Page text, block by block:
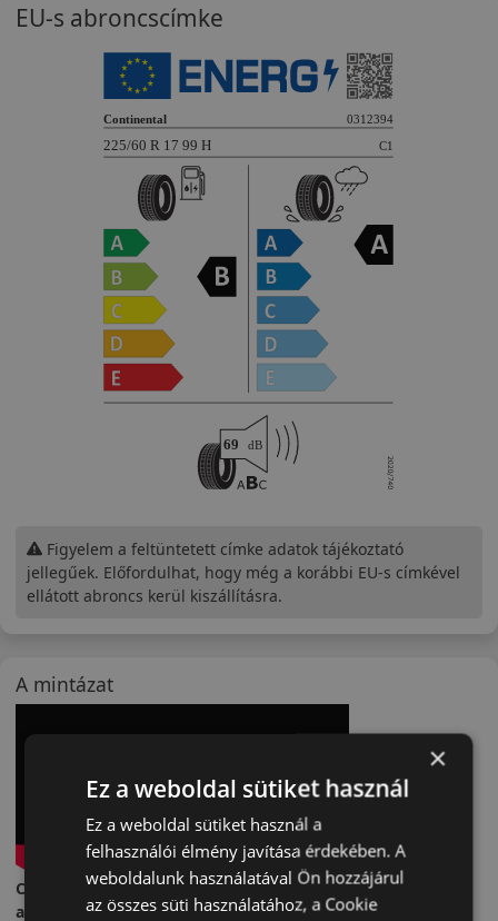
A mintázat
Continental UltraContact – Tartós és megbízható nyári
abroncs
EU-s abroncscímke
Figyelem a feltüntetett címke adatok tájékoztató
jellegűek. Előfordulhat, hogy még a korábbi EU-s címkével
ellátott abroncs kerül kiszállításra.
×
Ez a weboldal sütiket használ
Ez a weboldal sütiket használ a
felhasználói élmény javítása érdekében. A
weboldalunk használatával Ön hozzájárul
az összes süti használatához, a Cookie